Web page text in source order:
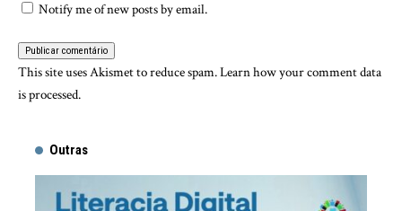
Notify me of new posts by email.
This site uses Akismet to reduce spam.Learn how your comment data
is processed.
Outras